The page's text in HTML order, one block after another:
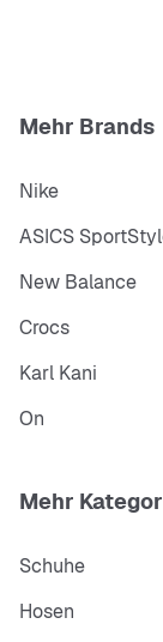
Mehr Brands
Nike
ASICS
New Balance
Crocs
Karl Kani
On
Mehr
Schuhe
Hosen